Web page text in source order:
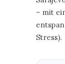
– mit
Stress).